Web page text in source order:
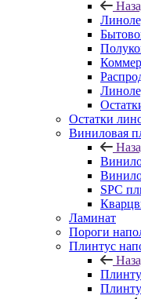
Остатки
Виниловая
SPC
Ламинат
Пороги
Плинтус